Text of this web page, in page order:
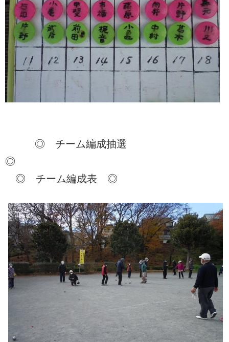
◎ チーム編成抽選
◎
◎ チーム編成表 ◎